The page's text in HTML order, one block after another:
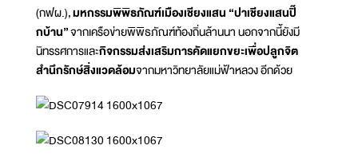
(กฟผ.),มหกรรมพิพิธภัณฑ์เมืองเชียงแสน “ปาเชียงแสนปิ๊
กบ้าน”จากเครือข่ายพิพิธภัณฑ์ท้องถิ่นล้านนา นอกจากนี้ยังมี
นิทรรศการและกิจกรรมส่งเสริมการคัดแยกขยะเพื่อปลูกจิต
สำนึกรักษ์สิ่งแวดล้อมจากมหาวิทยาลัยแม่ฟ้าหลวง อีกด้วย